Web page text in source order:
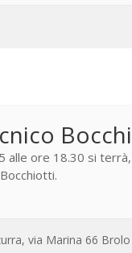
alle ore 18.30 si
via Marina 66 Brolo